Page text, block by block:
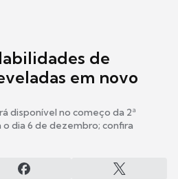
de
em novo
disponível no começo da 2ª
dia 6 de dezembro; confira